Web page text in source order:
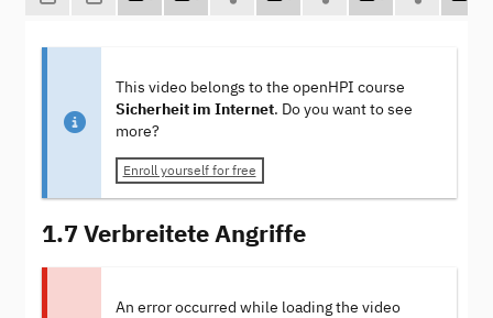
This video belongs to the openHPI course
Sicherheit im Internet. Do you want to see
more?
Enroll yourself for free
1.7 Verbreitete Angriffe
An error occurred while loading the video